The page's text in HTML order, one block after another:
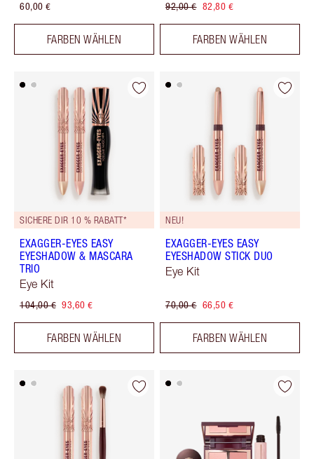
60,00 €
FARBEN WÄHLEN
92,00 € 82,80 €
FARBEN WÄHLEN
SICHERE DIR 10 % RABATT*
EXAGGER-EYES EASY
EYESHADOW & MASCARA
TRIO
Eye Kit
104,00 € 93,60 €
FARBEN WÄHLEN
NEU!
EXAGGER-EYES EASY
EYESHADOW STICK DUO
Eye Kit
70,00 € 66,50 €
FARBEN WÄHLEN